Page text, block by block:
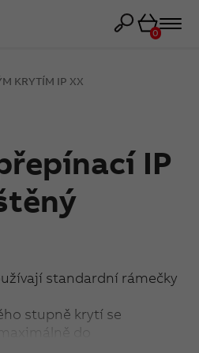
Košík
0
KRYTÍM IP XX
IP
standardní rámečky
stupně krytí se
do